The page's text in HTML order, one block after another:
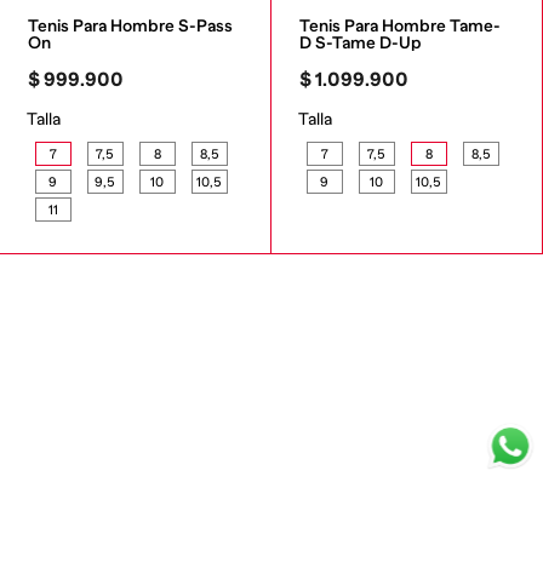
Tenis Para Hombre S-Pass
On
$999.900
Talla
7 7,5 8
8,5
9
9,5 10
10,5
11
Tenis Para Hombre Tame-
D S-Tame D-Up
$1.099.900
Talla
7 7,5 8
8,5
9
10 10,5